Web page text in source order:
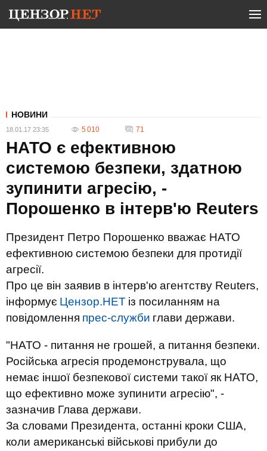
НОВИНИ
18.01.17 23:35 5 010 71
НАТО є ефективною
системою безпеки, здатною
зупинити агресію, -
Порошенко в інтерв'ю Reuters
Президент Петро Порошенко вважає НАТО
ефективною системою безпеки для протидії
агресії.
Про це він заявив в інтерв'ю агентству Reuters,
інформує Цензор.НЕТ із посиланням на
повідомлення прес-служби глави держави.
"НАТО - питання не грошей, а питання безпеки.
Російська агресія продемонструвала, що
немає іншої безпекової системи такої як НАТО,
що ефективно може зупинити агресію", -
зазначив Глава держави.
За словами Президента, останні кроки США,
коли американські військові прибули до